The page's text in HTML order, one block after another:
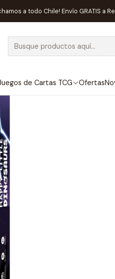
de Cartas TCG Ofertas
a todo Chile! Envío GRATIS a
de Mesa Competitivos
AGOTADO